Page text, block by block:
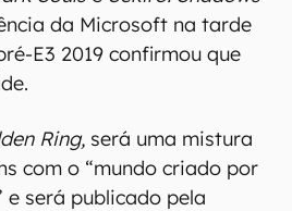
da Microsoft na tarde
E3 2019 confirmou que
Ring, será uma mistura
com o “mundo criado por
será publicado pela